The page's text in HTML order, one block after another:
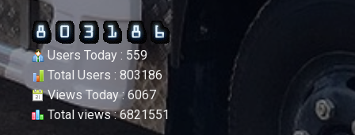
Users Today : 559
Total Users : 803186
Views Today : 6067
Total views : 6821551